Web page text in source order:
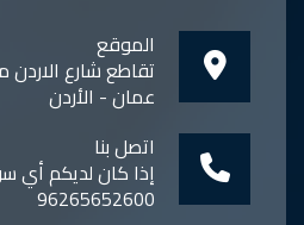
الموقع
تقاطع شارع الاردن
عمان - الأردن
اتصل بنا
إذا كان لديكم أي
96265652600